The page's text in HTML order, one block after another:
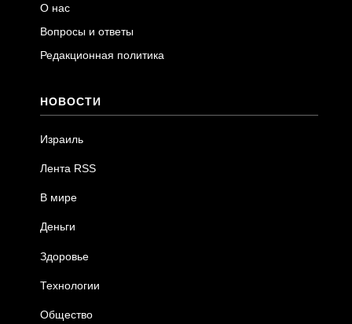
О нас
Вопросы и ответы
Редакционная политика
НОВОСТИ
Израиль
Лента RSS
В мире
Деньги
Здоровье
Технологии
Общество